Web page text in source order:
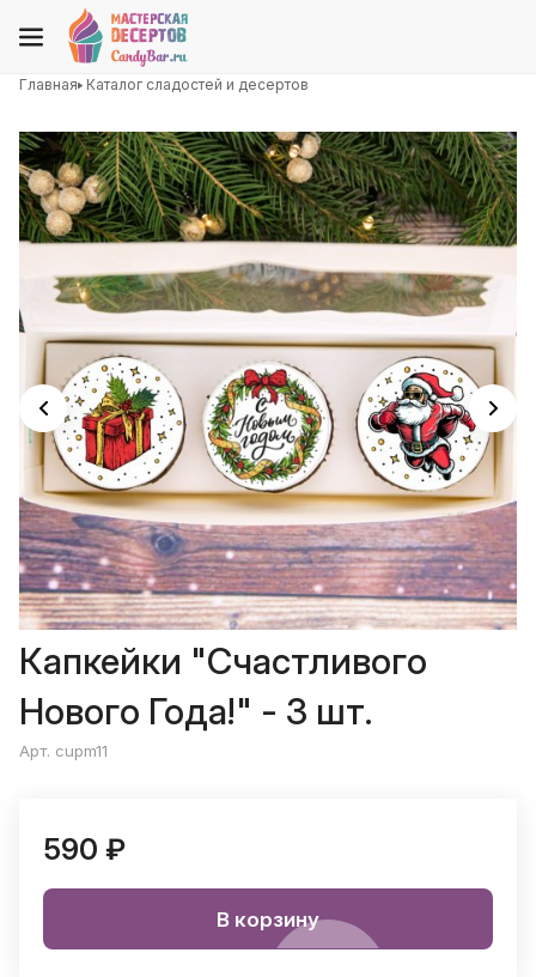
Главная Каталог сладостей и десертов
Капкейки "Счастливого
Нового Года!" - 3 шт.
Арт. cupm11
590 ₽
В корзину